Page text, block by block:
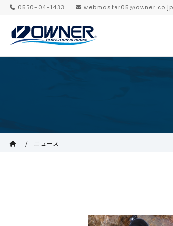
0570-04-1433 webmaster05@owner.co.jp
ニュース